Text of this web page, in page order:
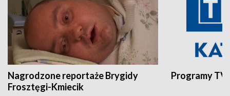
Nagrodzone reportaże Brygidy
Frosztęgi-Kmiecik
Programy